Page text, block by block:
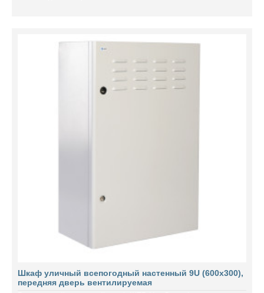
Шкаф уличный всепогодный настенный 9U (600х300),
передняя дверь вентилируемая